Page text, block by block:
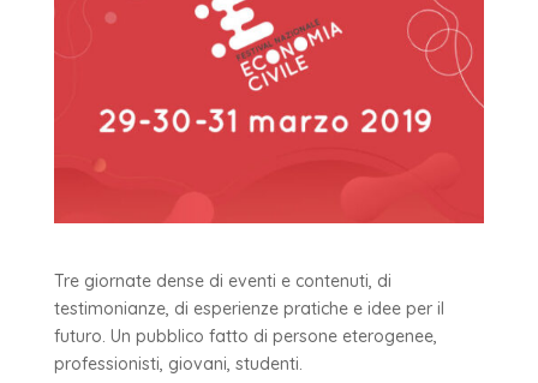
Tre giornate dense di eventi e contenuti, di
testimonianze, di esperienze pratiche e idee per il
futuro. Un pubblico fatto di persone eterogenee,
professionisti, giovani, studenti.